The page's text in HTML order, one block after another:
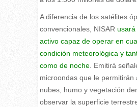
A diferencia de los satélites
convencionales, NISAR
activo capaz de operar en
condición meteorológica y
como de noche. Emitirá
microondas que le permitirán
nubes, humo y vegetación
observar la superficie